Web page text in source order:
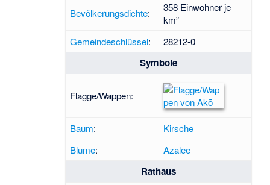
Bevölkerungsdichte:
358 Einwohner je
km²
Gemeindeschlüssel: 28212-0
Symbole
Flagge/Wappen:
Baum:
Kirsche
Blume: Azalee
Rathaus